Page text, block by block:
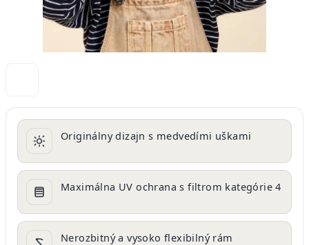
Originálny dizajn s medvedími uškami
Maximálna UV ochrana s filtrom kategórie 4
Nerozbitný a vysoko flexibilný rám